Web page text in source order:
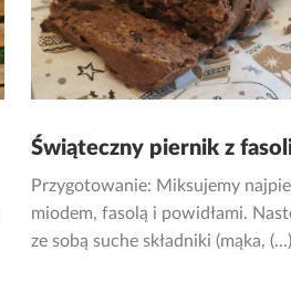
Świąteczny piernik z
Przygotowanie: Miksujemy
miodem, fasolą i powidłami.
ze sobą suche składniki (mąka, (...)